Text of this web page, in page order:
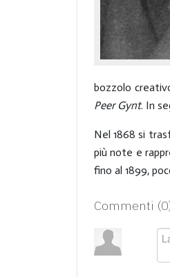
bozzolo
Peer Gynt. In
Nel 1868 si
più note e
fino al 1899,
Commenti (0